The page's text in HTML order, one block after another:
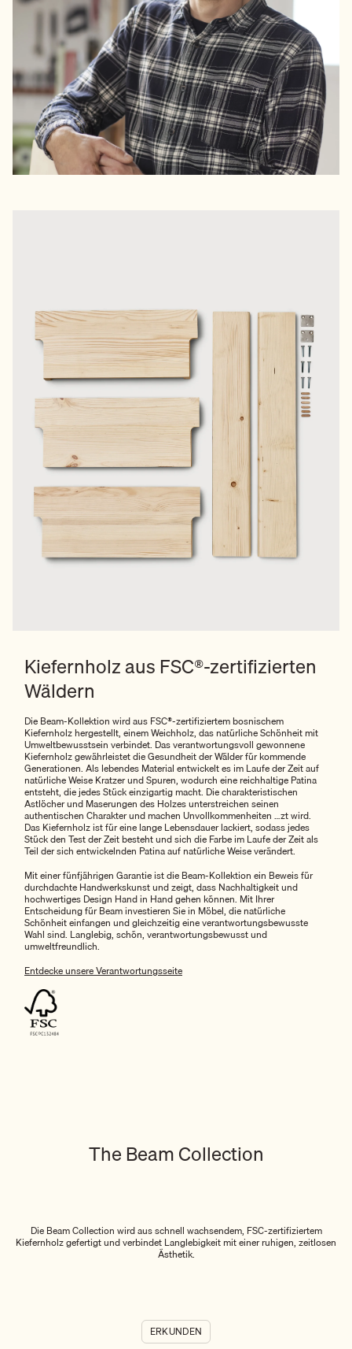
Kiefernholz aus FSC®-zertifizierten
Wäldern
Die Beam-Kollektion wird aus FSC®-zertifiziertem bosnischem
Kiefernholz hergestellt, einem Weichholz, das natürliche Schönheit mit
Umweltbewusstsein verbindet. Das verantwortungsvoll gewonnene
Kiefernholz gewährleistet die Gesundheit der Wälder für kommende
Generationen. Als lebendes Material entwickelt es im Laufe der Zeit auf
natürliche Weise Kratzer und Spuren, wodurch eine reichhaltige Patina
entsteht, die jedes Stück einzigartig macht. Die charakteristischen
Astlöcher und Maserungen des Holzes unterstreichen seinen
authentischen Charakter und machen Unvollkommenheiten …zt wird.
Das Kiefernholz ist für eine lange Lebensdauer lackiert, sodass jedes
Stück den Test der Zeit besteht und sich die Farbe im Laufe der Zeit als
Teil der sich entwickelnden Patina auf natürliche Weise verändert.
Mit einer fünfjährigen Garantie ist die Beam-Kollektion ein Beweis für
durchdachte Handwerkskunst und zeigt, dass Nachhaltigkeit und
hochwertiges Design Hand in Hand gehen können. Mit Ihrer
Entscheidung für Beam investieren Sie in Möbel, die natürliche
Schönheit einfangen und gleichzeitig eine verantwortungsbewusste
Wahl sind. Langlebig, schön, verantwortungsbewusst und
umweltfreundlich.
Entdecke unsere Verantwortungsseite
The Beam Collection
Die Beam Collection wird aus schnell wachsendem, FSC-zertifiziertem
Kiefernholz gefertigt und verbindet Langlebigkeit mit einer ruhigen, zeitlosen
Ästhetik.
ERKUNDEN